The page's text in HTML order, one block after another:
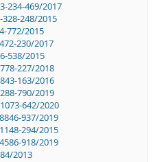
234-469/2017
328-248/2015
772/2015
230/2017
538/2015
227/2018
163/2016
790/2019
642/2020
937/2019
294/2015
918/2019
2013